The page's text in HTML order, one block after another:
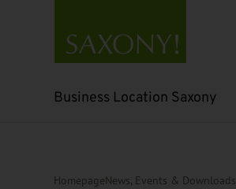
Business Location Saxony
Open submenu
Homepage News, Events & Downloads